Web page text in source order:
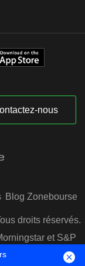
nous
Blog Zonebourse
droits réservés.
et S&P